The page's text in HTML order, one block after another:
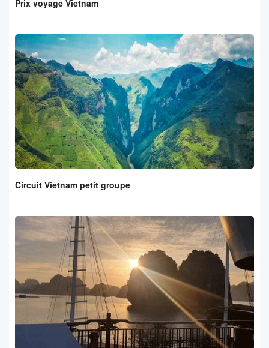
Prix voyage Vietnam
Circuit Vietnam petit groupe